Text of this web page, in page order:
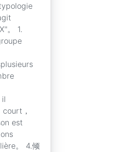
。 1.
il
，
est
。 4.倾